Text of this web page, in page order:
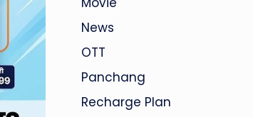
News
OTT
Panchang
Recharge Plan